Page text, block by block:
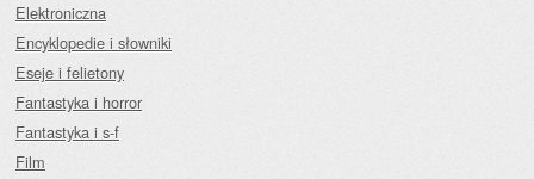
Elektroniczna
Encyklopedie i słowniki
Eseje i felietony
Fantastyka i horror
Fantastyka i s-f
Film